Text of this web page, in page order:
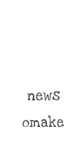
news
omake